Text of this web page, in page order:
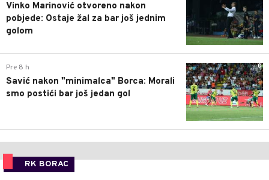
Vinko Marinović otvoreno nakon
pobjede: Ostaje žal za bar još jednim
golom
0
Pre 8 h
Savić nakon "minimalca" Borca: Morali
smo postići bar još jedan gol
RK BORAC